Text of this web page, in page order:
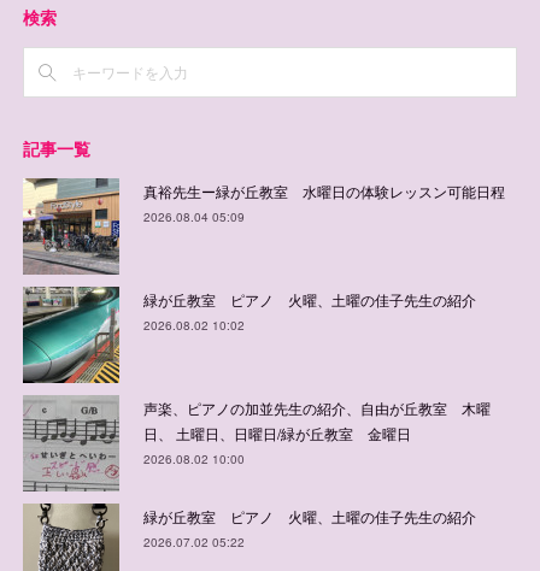
検索
記事一覧
真裕先生ー緑が丘教室 水曜日の体験レッスン可能日程
2026.08.04 05:09
緑が丘教室 ピアノ 火曜、土曜の佳子先生の紹介
2026.08.02 10:02
声楽、ピアノの加並先生の紹介、自由が丘教室 木曜
日、 土曜日、日曜日/緑が丘教室 金曜日
2026.08.02 10:00
緑が丘教室 ピアノ 火曜、土曜の佳子先生の紹介
2026.07.02 05:22